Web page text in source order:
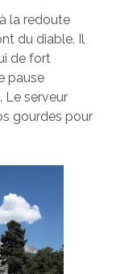
la redoute
du diable. Il
de fort
pause
Le serveur
gourdes pour